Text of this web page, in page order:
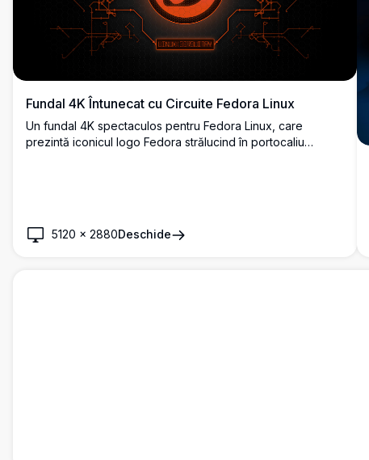
Fundal 4K Întunecat cu Circuite Fedora Linux
Un fundal 4K spectaculos pentru Fedora Linux, care
prezintă iconicul logo Fedora strălucind în portocaliu
5120 × 2880Deschide